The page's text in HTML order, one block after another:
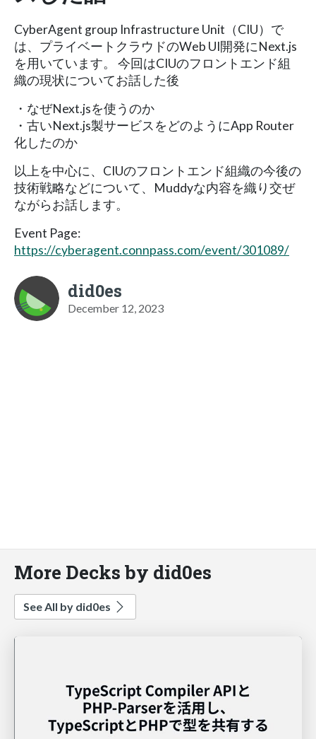
CyberAgent group Infrastructure Unit（CIU）で
は、プライベートクラウドのWeb UI開発にNext.js
を用いています。 今回はCIUのフロントエンド組
織の現状についてお話した後
・なぜNext.jsを使うのか
・古いNext.js製サービスをどのようにApp Router
化したのか
以上を中心に、CIUのフロントエンド組織の今後の
技術戦略などについて、Muddyな内容を織り交ぜ
ながらお話します。
Event Page:
https://cyberagent.connpass.com/event/301089/
did0es
December 12, 2023
More Decks by did0es
See All by did0es